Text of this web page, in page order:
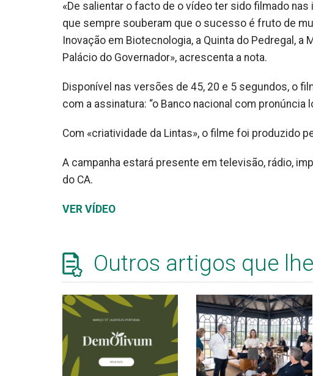
«De salientar o facto de o vídeo ter sido filmado
que sempre souberam que o sucesso é fruto de
Inovação em Biotecnologia, a Quinta do Pedregal, a
Palácio do Governador», acrescenta a nota.
Disponível nas versões de 45, 20 e 5 segundos, o
com a assinatura: “o Banco nacional com pronúncia
Com «criatividade da Lintas», o filme foi produzido
A campanha estará presente em televisão, rádio,
do CA.
VER VÍDEO
Outros artigos que